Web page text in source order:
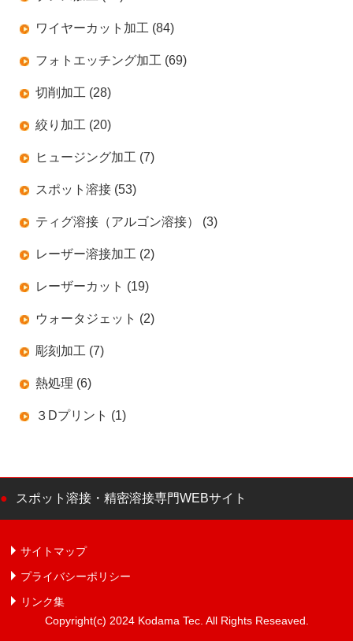
ワイヤーカット加工 (84)
フォトエッチング加工 (69)
切削加工 (28)
絞り加工 (20)
ヒュージング加工 (7)
スポット溶接 (53)
ティグ溶接（アルゴン溶接） (3)
レーザー溶接加工 (2)
レーザーカット (19)
ウォータジェット (2)
彫刻加工 (7)
熱処理 (6)
３Dプリント (1)
スポット溶接・精密溶接専門WEBサイト
サイトマップ
プライバシーポリシー
リンク集
Copyright(c) 2024 Kodama Tec. All Rights Reseaved.